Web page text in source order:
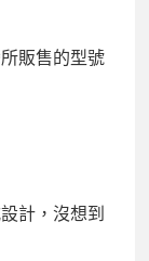
販售的型號
計，沒想到